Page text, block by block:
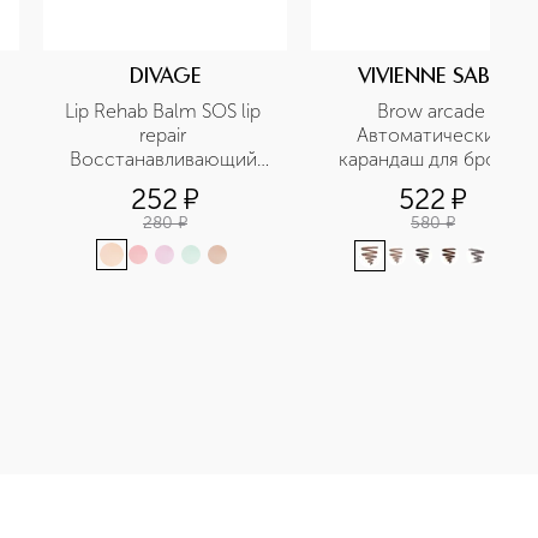
DIVAGE
Lip Rehab Balm SOS lip
repair
Восстанавливающий
бальзам для губ в
ассортименте
252 ¤
280 ¤
VIVIENNE SABO
Brow arcade
Автоматический
карандаш для бровей
522 ¤
580 ¤